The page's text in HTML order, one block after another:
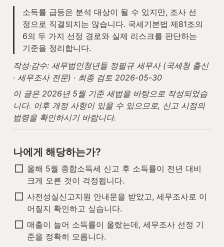
소득률 급등은 분석 대상이 될 수 있지만, 조사 선
정으로 직결되지는 않습니다. 국세기본법 제81조의
6의 두 가지 선정 경로와 실제 리스크를 판단하는
기준을 정리합니다.
작성·감수: 세무법인청년들 정필규 세무사 (국세청 출신
· 세무조사 전문) · 최종 검토 2026-05-30
이 글은 2026년 5월 기준 세법을 바탕으로 작성되었습
니다. 이후 개정 사항이 있을 수 있으므로, 신고 시점의
법령을 확인하시기 바랍니다.
나에게 해당하는가?
올해 5월 종합소득세 신고 후 소득률이 전년 대비
크게 오른 것이 걱정됩니다.
사전성실신고지원 안내문을 받았고, 세무조사로 이
어질지 확인하고 싶습니다.
매출이 늘어 소득률이 올랐는데, 세무조사 선정 기
준을 정확히 모릅니다.